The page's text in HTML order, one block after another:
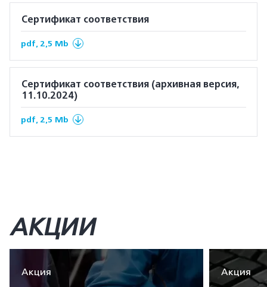
Сертификат соответствия
pdf, 2,5 Mb
Сертификат соответствия (архивная версия,
11.10.2024)
pdf, 2,5 Mb
АКЦИИ
Акция Акция